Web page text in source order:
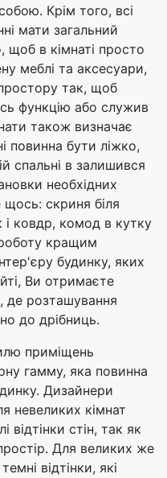
Крім того, всі
мати загальний
щоб в кімнаті просто
меблі та аксесуари,
так, щоб
функцію або служив
також визначає
повинна бути ліжко,
спальні в залишився
необхідних
скриня біля
і ковдр, комод в кутку
кращим
будинку, яких
Ви отримаєте
де розташування
до дрібниць.
приміщень
гамму, яка повинна
Дизайнери
невеликих кімнат
відтінки стін, так як
Для великих же
відтінки, які